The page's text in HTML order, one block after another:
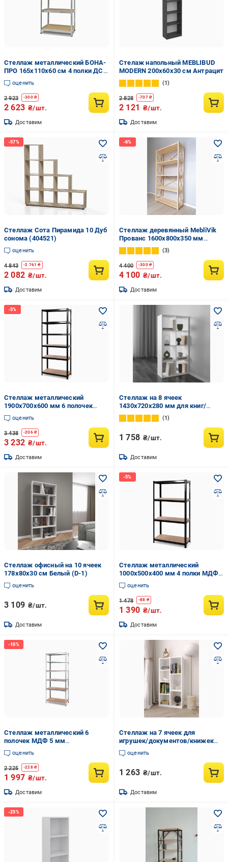
Стеллаж металлический БОНА-
ПРО 165x110x60 см 4 полки ДСП
10 мм Цинк (53511)
оценить
2 923 -300₴
2 623 ₴/шт.
Доставим
Стелаж напольный MEBLIBUD
MODERN 200х60х30 см Антрацит
1
2 828 -707₴
2 121 ₴/шт.
Доставим
Стеллаж Сота Пирамида 10 Дуб
сонома (404521)
оценить
4 843 -2 761 ₴
2 082 ₴/шт.
Доставим
Стеллаж деревянный MebliVik
Прованс 1600x800x350 мм
Натуральний (vik004)
3
4 400 -300₴
4 100 ₴/шт.
Доставим
Стеллаж металлический
1900х700х600 мм 6 полочек
MДФ 5 мм Черный
оценить
3 438 -206₴
3 232 ₴/шт.
Доставим
Стеллаж на 8 ячеек
1430х720х280 мм для книг/
декора/игрушек Белый (GT-10)
1
1 758 ₴/шт.
Доставим
Стеллаж офисный на 10 ячеек
178х80х30 см Белый (D-1)
оценить
3 109 ₴/шт.
Доставим
Стеллаж металлический
1000х500х400 мм 4 полки MДФ 5
мм Черный (40714)
оценить
1 478 -88 ₴
1 390 ₴/шт.
Доставим
Стеллаж металлический 6
полочек MДФ 5 мм
2000х700х300 мм Цинк (38764)
оценить
2 225 -228₴
1 997 ₴/шт.
Доставим
Cтеллаж на 7 ячеек для
игрушек/документов/книжек
100х50 см Белый (Р-34)
оценить
1 263 ₴/шт.
Доставим